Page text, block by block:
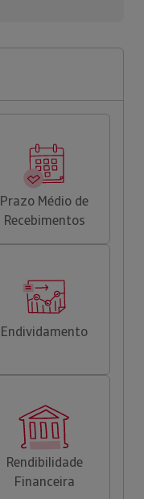
Prazo Médio de
Recebimentos
Endividamento
Rendibilidade
Financeira